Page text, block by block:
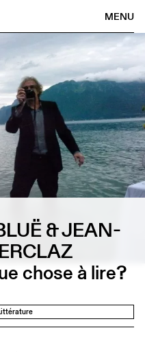
MENU
& JEAN-
chose à lire?